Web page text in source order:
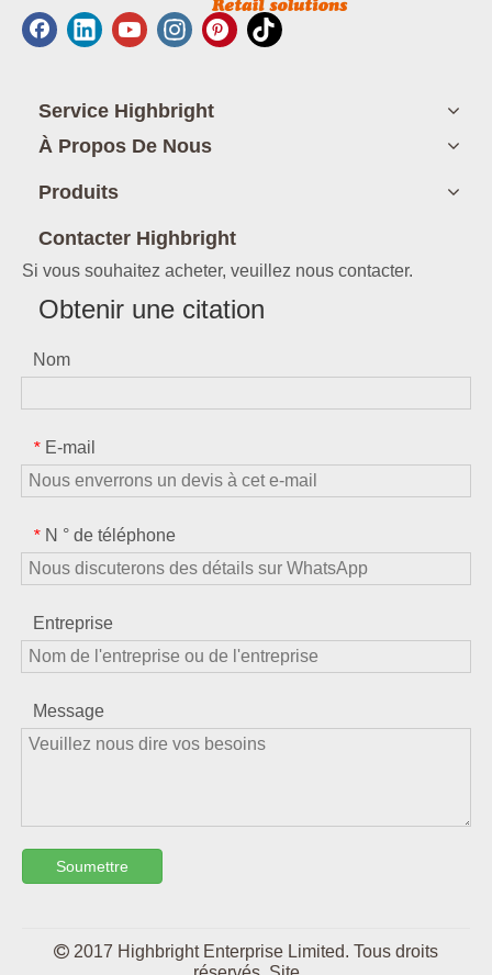
Service Highbright
À Propos De Nous
Produits
Contacter Highbright
Si vous souhaitez acheter, veuillez nous contacter.
Obtenir une citation
Nom
* E-mail
* N ° de téléphone
Entreprise
Message
Soumettre
 2017 Highbright Enterprise Limited. Tous droits